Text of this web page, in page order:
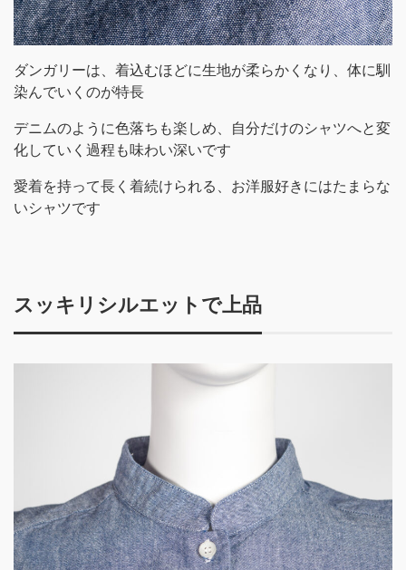
ダンガリーは、着込むほどに生地が柔らかくなり、体に馴
染んでいくのが特長
デニムのように色落ちも楽しめ、自分だけのシャツへと変
化していく過程も味わい深いです
愛着を持って長く着続けられる、お洋服好きにはたまらな
いシャツです
スッキリシルエットで上品